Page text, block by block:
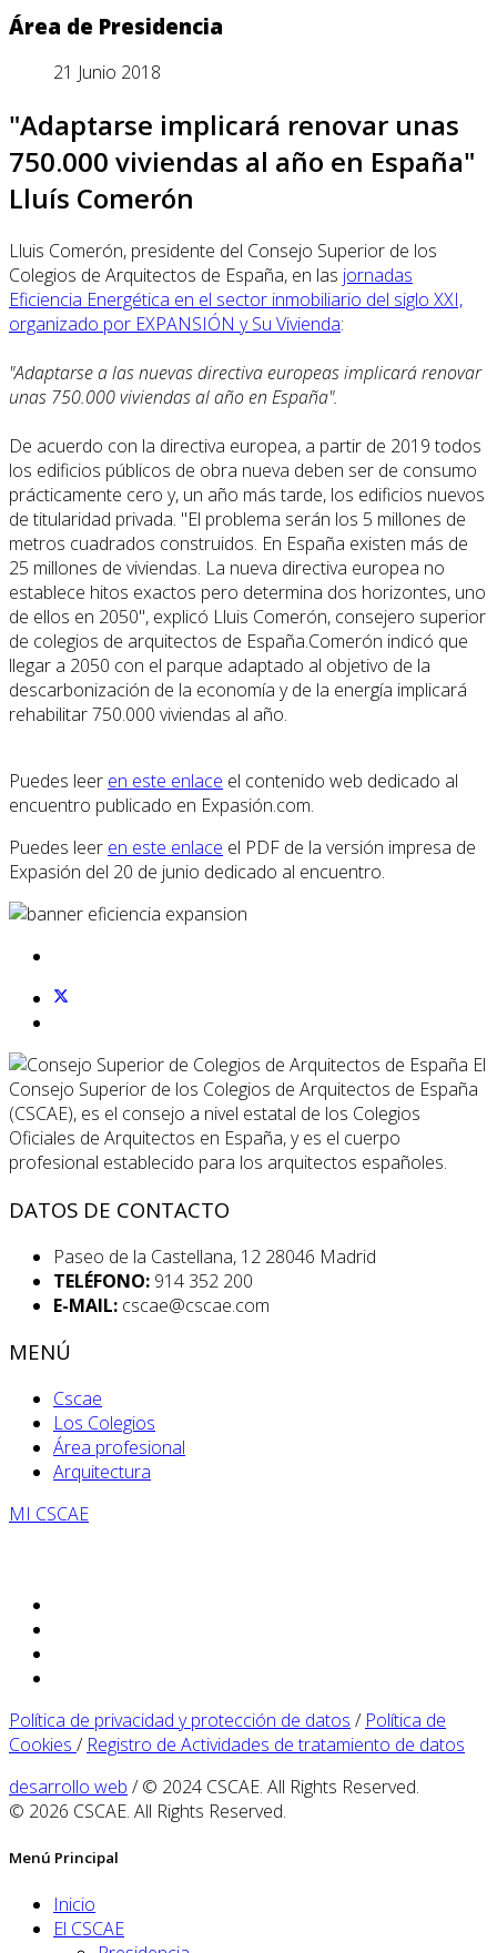
Área de Presidencia
21 Junio 2018
"Adaptarse implicará renovar unas
750.000 viviendas al año en España"
Lluís Comerón
Lluis Comerón, presidente del Consejo Superior de los
Colegios de Arquitectos de España, en las jornadas
Eficiencia Energética en el sector inmobiliario del siglo XXI,
organizado por EXPANSIÓN y Su Vivienda:
"Adaptarse a las nuevas directiva europeas implicará renovar
unas 750.000 viviendas al año en España".
De acuerdo con la directiva europea, a partir de 2019 todos
los edificios públicos de obra nueva deben ser de consumo
prácticamente cero y, un año más tarde, los edificios nuevos
de titularidad privada. "El problema serán los 5 millones de
metros cuadrados construidos. En España existen más de
25 millones de viviendas. La nueva directiva europea no
establece hitos exactos pero determina dos horizontes, uno
de ellos en 2050", explicó Lluis Comerón, consejero superior
de colegios de arquitectos de España.Comerón indicó que
llegar a 2050 con el parque adaptado al objetivo de la
descarbonización de la economía y de la energía implicará
rehabilitar 750.000 viviendas al año.
Puedes leer en este enlace el contenido web dedicado al
encuentro publicado en Expasión.com.
Puedes leer en este enlace el PDF de la versión impresa de
Expasión del 20 de junio dedicado al encuentro.
El
Consejo Superior de los Colegios de Arquitectos de España
(CSCAE), es el consejo a nivel estatal de los Colegios
Oficiales de Arquitectos en España, y es el cuerpo
profesional establecido para los arquitectos españoles.
DATOS DE CONTACTO
Paseo de la Castellana, 12 28046 Madrid
TELÉFONO: 914 352 200
E-MAIL: cscae@cscae.com
MENÚ
Cscae
Los Colegios
Área profesional
Arquitectura
MI CSCAE
Política de privacidad y protección de datos / Política de
Cookies / Registro de Actividades de tratamiento de datos
desarrollo web / © 2024 CSCAE. All Rights Reserved.
© 2026 CSCAE. All Rights Reserved.
Menú Principal
Inicio
El CSCAE